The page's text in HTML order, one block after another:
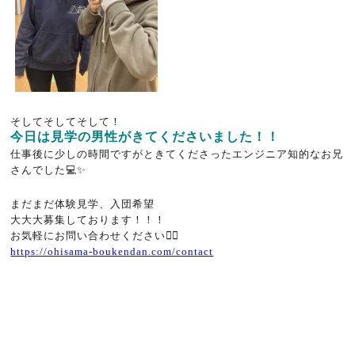
そしてそしてそして！
今日は見学の男性がきてくださいました！！
仕事後に少しの時間ですがときてくださったエンジニア知的なお兄
さんでした💻✨
まだまだ体験見学、入団希望
大大大募集しております！！！
お気軽にお問い合わせください💁‍♀️
https://ohisama-boukendan.com/contact